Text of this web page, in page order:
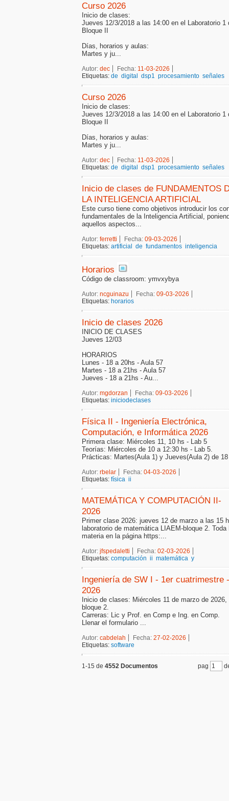
Curso 2026
Inicio de clases:
Jueves 12/3/2018 a las 14:00 en el Laboratorio 1
Bloque II
Días, horarios y aulas:
Martes y ju...
Autor: dec Fecha: 11-03-2026
Etiquetas: de digital dsp1 procesamiento señales
Curso 2026
Inicio de clases:
Jueves 12/3/2018 a las 14:00 en el Laboratorio 1
Bloque II
Días, horarios y aulas:
Martes y ju...
Autor: dec Fecha: 11-03-2026
Etiquetas: de digital dsp1 procesamiento señales
Inicio de clases de FUNDAMENTOS
LA INTELIGENCIA ARTIFICIAL
Este curso tiene como objetivos introducir los
fundamentales de la Inteligencia Artificial,
aquellos aspectos...
Autor: ferretti Fecha: 09-03-2026
Etiquetas: artificial de fundamentos inteligencia
Horarios
Código de classroom: ymvxybya
Autor: ncguinazu Fecha: 09-03-2026
Etiquetas: horarios
Inicio de clases 2026
INICIO DE CLASES
Jueves 12/03
HORARIOS
Lunes - 18 a 20hs - Aula 57
Martes - 18 a 21hs - Aula 57
Jueves - 18 a 21hs - Au...
Autor: mgdorzan Fecha: 09-03-2026
Etiquetas: iniciodeclases
Física II - Ingeniería Electrónica,
Computación, e Informática 2026
Primera clase: Miércoles 11, 10 hs - Lab 5
Teorías: Miércoles de 10 a 12:30 hs - Lab 5.
Prácticas: Martes(Aula 1) y Jueves(Aula 2) de
Autor: rbelar Fecha: 04-03-2026
Etiquetas: física ii
MATEMÁTICA Y COMPUTACIÓN II-
2026
Primer clase 2026: jueves 12 de marzo a las 15
laboratorio de matemática LIAEM-bloque 2.
materia en la página https:...
Autor: jfspedaletti Fecha: 02-03-2026
Etiquetas: computación ii matemática y
Ingeniería de SW I - 1er cuatrimestre -
2026
Inicio de clases: Miércoles 11 de marzo de
bloque 2.
Carreras: Lic y Prof. en Comp e Ing. en Comp.
Llenar el formulario ...
Autor: cabdelah Fecha: 27-02-2026
Etiquetas: software
1-15 de 4552 Documentos pag